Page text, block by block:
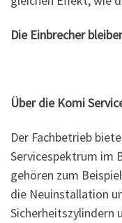
Die Einbrecher
Über die Komi
Der Fachbetrieb
Servicespektrum im
gehören zum
die Neuinstallation
Sicherheitszylindern